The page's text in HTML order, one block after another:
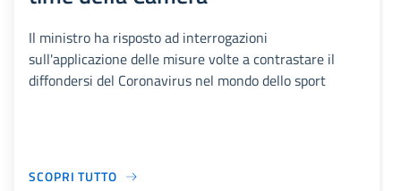
Il ministro ha risposto ad interrogazioni
sull'applicazione delle misure volte a contrastare il
diffondersi del Coronavirus nel mondo dello sport
SCOPRI TUTTO